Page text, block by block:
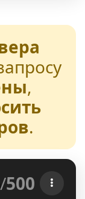
,
.
[1.21-26.2]
D] БедВарс
/500